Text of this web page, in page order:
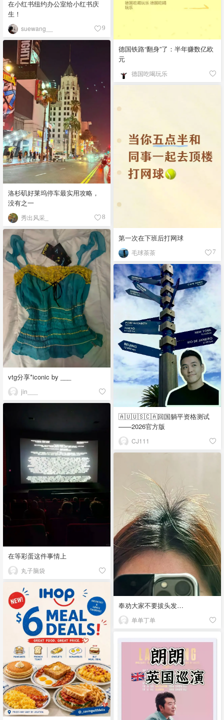
在小红书纽约办公室给小红书庆
生！
suewang__ 9
德国铁路“翻身”了：半年赚数亿欧
元
德国吃喝玩乐
洛杉矶好莱坞停车最实用攻略，
没有之一
秀出风采_ 8
第一次在下班后打网球
毛球茶茶 7
vtg分享*iconic by ___
jin___
🇦🇺🇺🇸🇨🇦回国躺平资格测试
——2026官方版
CJ111
在等彩蛋这件事情上
丸子脑袋
奉劝大家不要拔头发…
单单丁单